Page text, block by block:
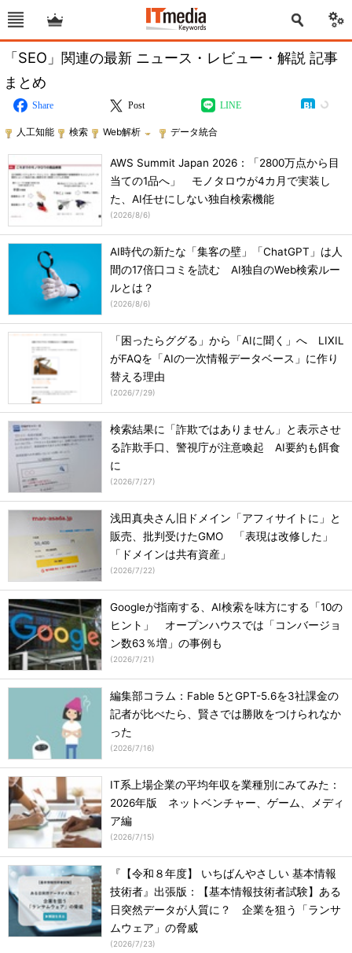
「SEO」関連の最新 ニュース・レビュー・解説 記事
まとめ
Share Post LINE
人工知能 検索 Web解析 データ統合
AWS Summit Japan 2026：「2800万点から目
当ての1品へ」 モノタロウが4カ月で実装し
た、AI任せにしない独自検索機能
(2026/8/6)
AI時代の新たな「集客の壁」「ChatGPT」は人
間の17倍口コミを読む AI独自のWeb検索ルー
ルとは？
(2026/8/6)
「困ったらググる」から「AIに聞く」へ LIXIL
がFAQを「AIの一次情報データベース」に作り
替える理由
(2026/7/29)
検索結果に「詐欺ではありません」と表示させ
る詐欺手口、警視庁が注意喚起 AI要約も餌食
に
(2026/7/27)
浅田真央さん旧ドメイン「アフィサイトに」と
販売、批判受けたGMO 「表現は改修した」
「ドメインは共有資産」
(2026/7/22)
Googleが指南する、AI検索を味方にする「10の
ヒント」 オープンハウスでは「コンバージョ
ン数63％増」の事例も
(2026/7/21)
編集部コラム：Fable 5とGPT-5.6を3社課金の
記者が比べたら、賢さでは勝敗をつけられなか
った
(2026/7/16)
IT系上場企業の平均年収を業種別にみてみた：
2026年版 ネットベンチャー、ゲーム、メディ
ア編
(2026/7/15)
『【令和８年度】 いちばんやさしい 基本情報
技術者』出張版：【基本情報技術者試験】ある
日突然データが人質に？ 企業を狙う「ランサ
ムウェア」の脅威
(2026/7/23)